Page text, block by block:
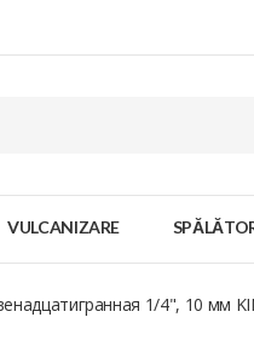
VULCANIZARE
1/4", 10 мм